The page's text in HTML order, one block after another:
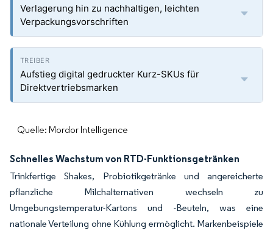
Verlagerung hin zu nachhaltigen, leichten
Verpackungsvorschriften
Aufstieg digital gedruckter Kurz-SKUs für
Direktvertriebsmarken
Quelle: Mordor Intelligence
Schnelles Wachstum von RTD-Funktionsgetränken
Trinkfertige Shakes, Probiotikgetränke und angereicherte
pflanzliche Milchalternativen wechseln zu
Umgebungstemperatur-Kartons und -Beuteln, was eine
nationale Verteilung ohne Kühlung ermöglicht. Markenbeispiele